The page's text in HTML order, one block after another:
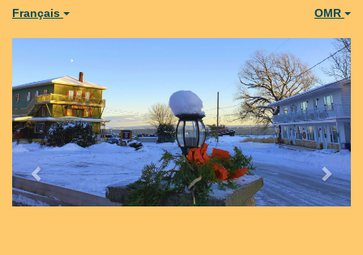
Français OMR
Next